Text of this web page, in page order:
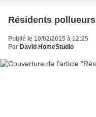
Résidents pollueurs
Publié le 10/02/2015 à 12:25
Par David HomeStudio